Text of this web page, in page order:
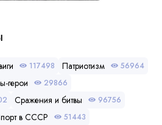
117498 Патриотизм 56964
герои 29866
Сражения и битвы 96756
в СССР 51443